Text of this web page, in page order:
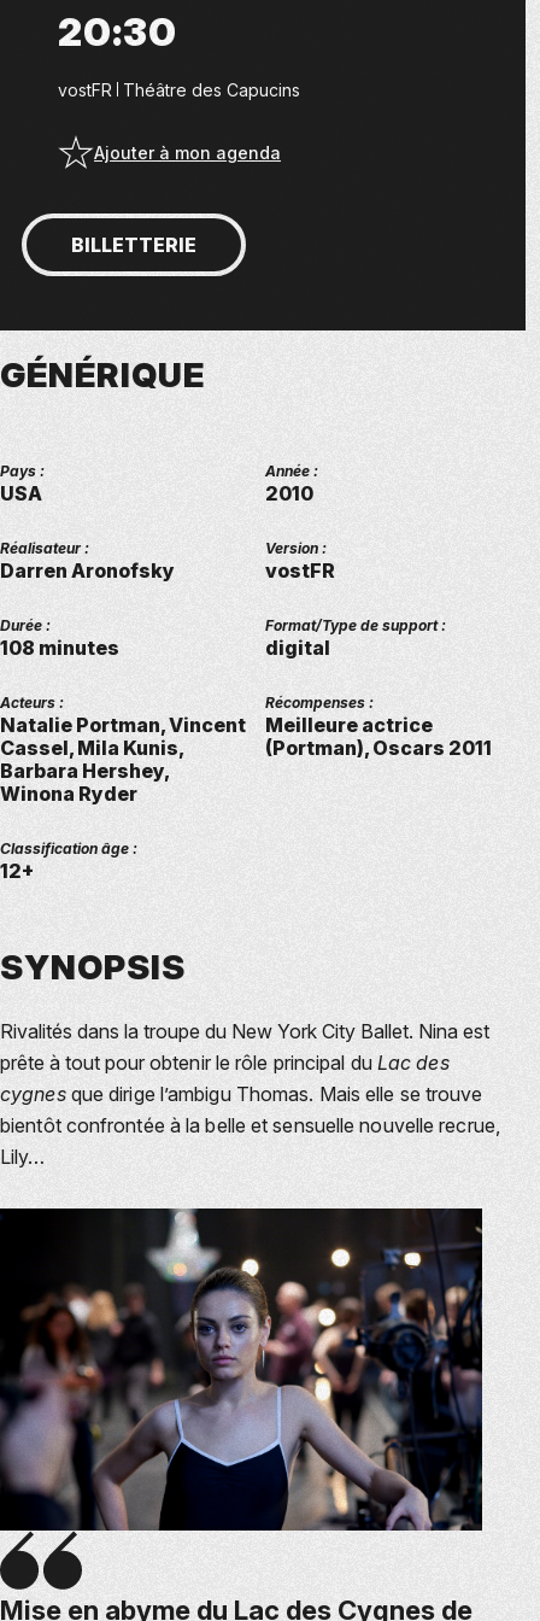
GÉNÉRIQUE
Pays :
USA
Année :
2010
Réalisateur :
Darren Aronofsky
Version :
vostFR
Durée :
108 minutes
Format/Type de support :
digital
Acteurs :
Natalie Portman, Vincent
Cassel, Mila Kunis,
Barbara Hershey,
Winona Ryder
Récompenses :
Meilleure actrice
(Portman), Oscars 2011
Classification âge :
12+
SYNOPSIS
Rivalités dans la troupe du New York City Ballet. Nina est
prête à tout pourobtenir le rôle principal du Lac des
cygnesque dirige l’ambigu Thomas. Mais elle se trouve
bientôt confrontée à la belle et sensuelle nouvelle recrue,
Lily…
20:30
vostFR Théâtre des Capucins
Ajouter à mon agenda
BILLETTERIE
Mise en abyme du Lac des Cygnes de